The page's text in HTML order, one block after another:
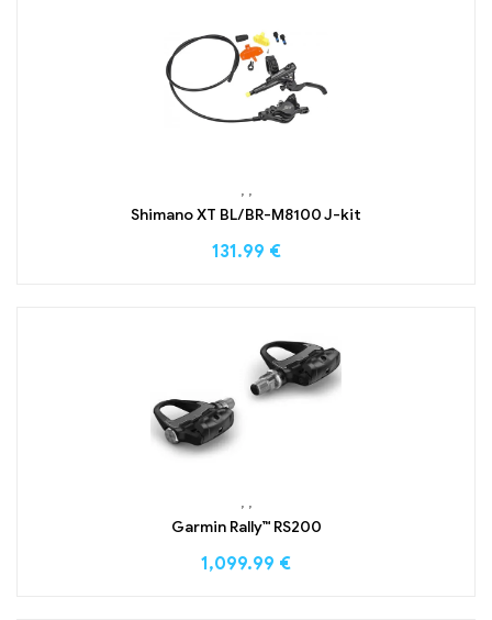
, ,
Shimano XT BL/BR-M8100 J-kit
131.99 €
, ,
Garmin Rally™ RS200
1,099.99 €